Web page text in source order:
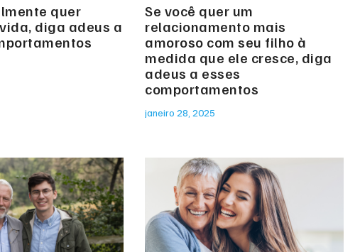
quer
diga adeus a
Se você quer um
relacionamento mais
amoroso com seu filho à
medida que ele cresce, diga
adeus a esses
comportamentos
janeiro 28, 2025